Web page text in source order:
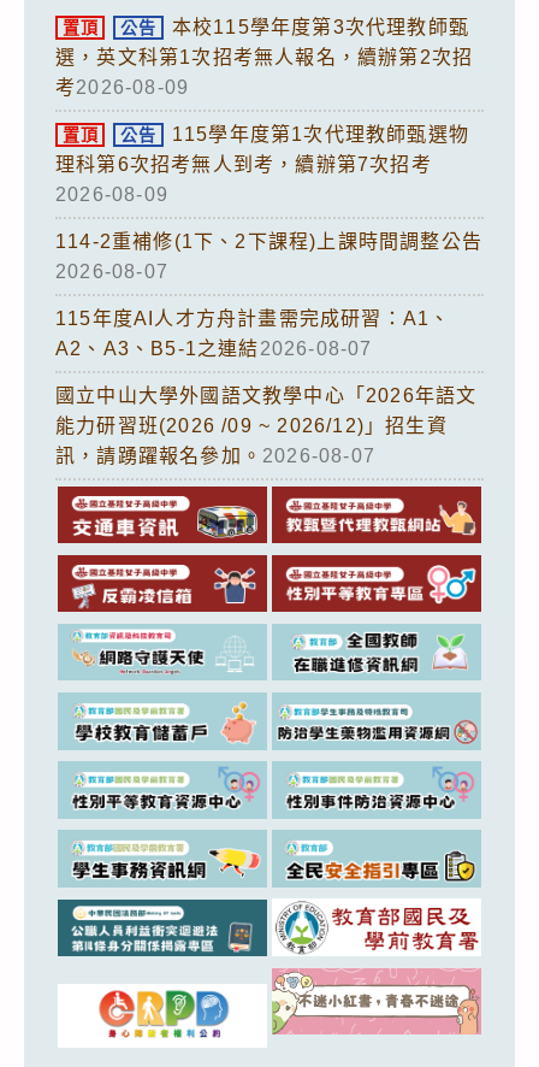
置頂 公告
本校115學年度第3次代理教師甄
選，英文科第1次招考無人報名，續辦第2次招
考2026-08-09
置頂 公告
115學年度第1次代理教師甄選物
理科第6次招考無人到考，續辦第7次招考
2026-08-09
114-2重補修(1下、2下課程)上課時間調整公告
2026-08-07
115年度AI人才方舟計畫需完成研習：A1、
A2、A3、B5-1之連結2026-08-07
國立中山大學外國語文教學中心「2026年語文
能力研習班(2026 /09 ~ 2026/12)」招生資
訊，請踴躍報名參加。 2026-08-07